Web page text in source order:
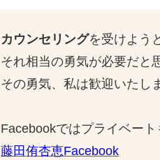
カウンセリングを受けよう
それ相当の勇気が必要だと
その勇気、私は歓迎いたし
Facebookではプライベート
藤田侑杏恵Facebook